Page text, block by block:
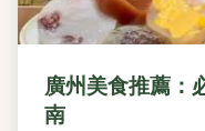
廣州美食推薦：
南